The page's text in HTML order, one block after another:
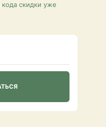
скидки уже